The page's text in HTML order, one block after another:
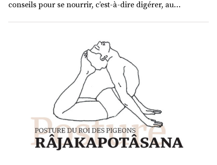
conseils pour se nourrir, c’est-à-dire digérer, au…